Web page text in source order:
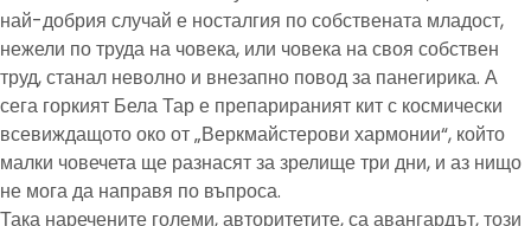
най-добрия случай е носталгия по собствената младост,
нежели по труда на човека, или човека на своя собствен
труд, станал неволно и внезапно повод за панегирика. А
сега горкият Бела Тар е препарираният кит с космически
всевиждащото око от „Веркмайстерови хармонии“, който
малки човечета ще разнасят за зрелище три дни, и аз нищо
не мога да направя по въпроса.
Така наречените големи, авторитетите, са авангардът, този